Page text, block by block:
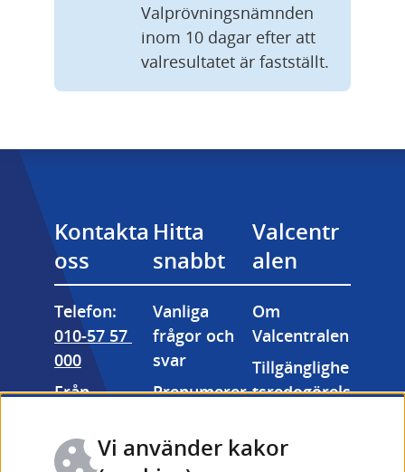
Valprövningsnämnden
inom 10 dagar efter att
valresultatet är fastställt.
Kontakta
oss
Telefon:
010-57 57
000
Från
+46 (0) 10-57
57 000
Hitta
snabbt
Vanliga
frågor och
svar
Prenumerer
nyhetsbrev
Valcentr
alen
Om
Valcentralen
Tillgänglighe
tsredogörels
Kakor
Vi använder kakor